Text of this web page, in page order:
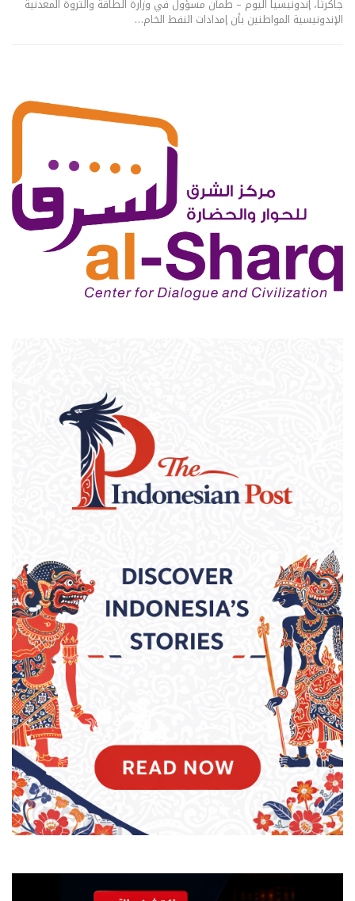
جاكرتا، إندونيسيا اليوم – طمأن مسؤول في وزارة الطاقة والثروة المعدنية
الإندونيسية المواطنين بأن إمدادات النفط الخام…